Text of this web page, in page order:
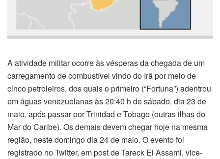
A atividade militar ocorre às vésperas da chegada de um
carregamento de combustível vindo do Irã por meio de
cinco petroleiros, dos quais o primeiro (“Fortuna”) adentrou
em águas venezuelanas às 20:40 h de sábado, dia 23 de
maio, após passar por Trinidad e Tobago (outras ilhas do
Mar do Caribe). Os demais devem chegar hoje na mesma
região, neste domingo dia 24 de maio. O evento foi
registrado no Twitter, em post de Tareck El Assami, vice-